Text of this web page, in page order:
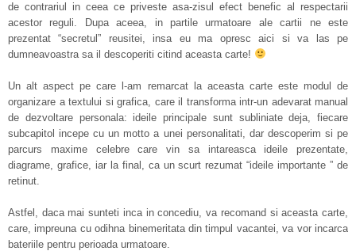
de contrariul in ceea ce priveste asa-zisul efect benefic al respectarii
acestor reguli. Dupa aceea, in partile urmatoare ale cartii ne este
prezentat “secretul” reusitei, insa eu ma opresc aici si va las pe
dumneavoastra sa il descoperiti citind aceasta carte!
Un alt aspect pe care l-am remarcat la aceasta carte este modul de
organizare a textului si grafica, care il transforma intr-un adevarat manual
de dezvoltare personala: ideile principale sunt subliniate deja, fiecare
subcapitol incepe cu un motto a unei personalitati, dar descoperim si pe
parcurs maxime celebre care vin sa intareasca ideile prezentate,
diagrame, grafice, iar la final, ca un scurt rezumat “ideile importante ” de
retinut.
Astfel, daca mai sunteti inca in concediu, va recomand si aceasta carte,
care, impreuna cu odihna binemeritata din timpul vacantei, va vor incarca
bateriile pentru perioada urmatoare.